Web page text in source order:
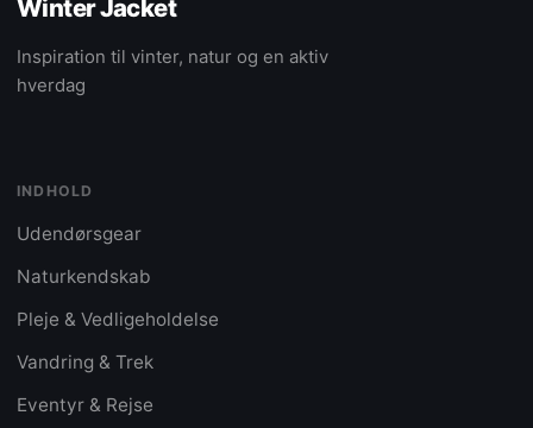
Winter Jacket
Inspiration til vinter, natur og en aktiv
hverdag
INDHOLD
Udendørsgear
Naturkendskab
Pleje & Vedligeholdelse
Vandring & Trek
Eventyr & Rejse